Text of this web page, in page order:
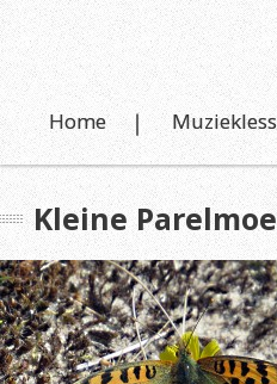
Home
Kleine